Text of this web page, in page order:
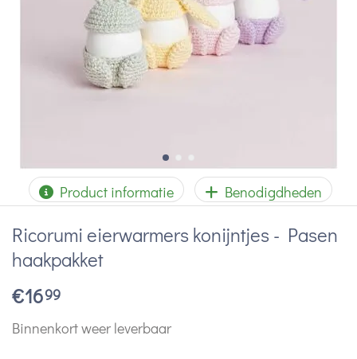
Product informatie Benodigdheden
Ricorumi eierwarmers konijntjes - Pasen
haakpakket
€1699
Binnenkort weer leverbaar